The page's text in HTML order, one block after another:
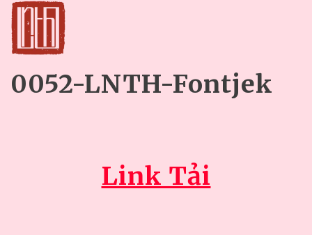
0052-LNTH-Fontjek
Link Tải